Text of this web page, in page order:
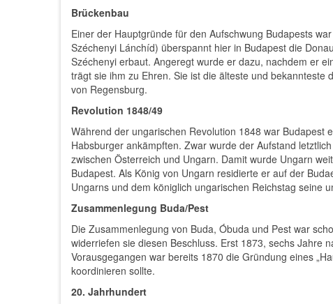
Brückenbau
Einer der Hauptgründe für den Aufschwung Budapests
Széchenyi Lánchíd) überspannt hier in Budapest die
Széchenyi erbaut. Angeregt wurde er dazu, nachdem er
trägt sie ihm zu Ehren. Sie ist die älteste und
von Regensburg.
Revolution 1848/49
Während der ungarischen Revolution 1848 war
Habsburger ankämpften. Zwar wurde der Aufstand
zwischen Österreich und Ungarn. Damit wurde Ungarn
Budapest. Als König von Ungarn residierte er auf der
Ungarns und dem königlich ungarischen Reichstag seine
Zusammenlegung Buda/Pest
Die Zusammenlegung von Buda, Óbuda und Pest war
widerriefen sie diesen Beschluss. Erst 1873, sechs Jahre
Vorausgegangen war bereits 1870 die Gründung eines
koordinieren sollte.
20. Jahrhundert